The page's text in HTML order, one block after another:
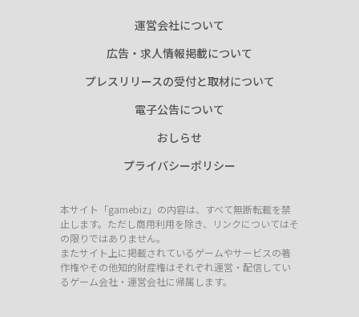
運営会社について
広告・求人情報掲載について
プレスリリースの受付と取材について
電子公告について
おしらせ
プライバシーポリシー
本サイト「gamebiz」の内容は、すべて無断転載を禁
止します。ただし商用利用を除き、リンクについてはそ
の限りではありません。
またサイト上に掲載されているゲームやサービスの著
作権やその他知的財産権はそれぞれ運営・配信してい
るゲーム会社・運営会社に帰属します。